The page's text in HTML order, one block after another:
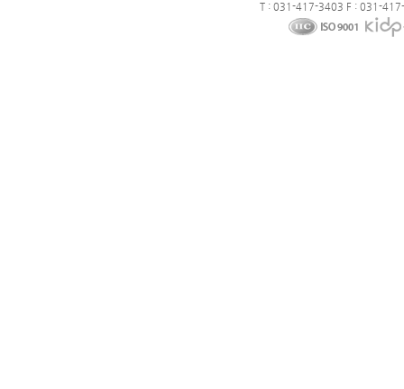
T : 031-417-3403 F : 031-